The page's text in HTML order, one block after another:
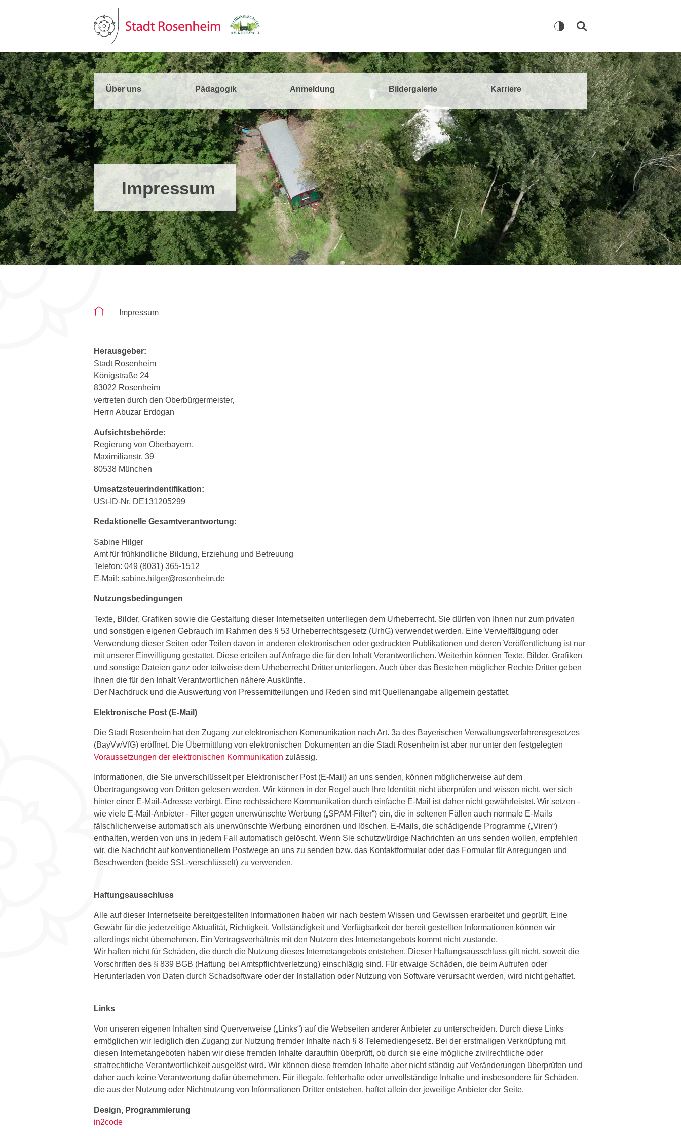
Über uns Pädagogik Anmeldung Bildergalerie Karriere
Impressum
Sie befinden sich auf der Seite "Impressum"
Impressum
Herausgeber:
Stadt Rosenheim
Königstraße 24
83022 Rosenheim
vertreten durch den Oberbürgermeister,
Herrn Abuzar Erdogan
Aufsichtsbehörde:
Regierung von Oberbayern,
Maximilianstr. 39
80538 München
Umsatzsteuerindentifikation:
USt-ID-Nr. DE131205299
Redaktionelle Gesamtverantwortung:
Sabine Hilger
Amt für frühkindliche Bildung, Erziehung und Betreuung
Telefon: 049 (8031) 365-1512
E-Mail: sabine.hilger@rosenheim.de
Nutzungsbedingungen
Texte, Bilder, Grafiken sowie die Gestaltung dieser Internetseiten unterliegen dem Urheberrecht. Sie dürfen von Ihnen nur zum privaten
und sonstigen eigenen Gebrauch im Rahmen des § 53 Urheberrechtsgesetz (UrhG) verwendet werden. Eine Vervielfältigung oder
Verwendung dieser Seiten oder Teilen davon in anderen elektronischen oder gedruckten Publikationen und deren Veröffentlichung ist nur
mit unserer Einwilligung gestattet. Diese erteilen auf Anfrage die für den Inhalt Verantwortlichen. Weiterhin können Texte, Bilder, Grafiken
und sonstige Dateien ganz oder teilweise dem Urheberrecht Dritter unterliegen. Auch über das Bestehen möglicher Rechte Dritter geben
Ihnen die für den Inhalt Verantwortlichen nähere Auskünfte.
Der Nachdruck und die Auswertung von Pressemitteilungen und Reden sind mit Quellenangabe allgemein gestattet.
Elektronische Post (E-Mail)
Die Stadt Rosenheim hat den Zugang zur elektronischen Kommunikation nach Art. 3a des Bayerischen Verwaltungsverfahrensgesetzes
(BayVwVfG) eröffnet. Die Übermittlung von elektronischen Dokumenten an die Stadt Rosenheim ist aber nur unter den festgelegten
Voraussetzungen der elektronischen Kommunikation zulässig.
Informationen, die Sie unverschlüsselt per Elektronischer Post (E-Mail) an uns senden, können möglicherweise auf dem
Übertragungsweg von Dritten gelesen werden. Wir können in der Regel auch Ihre Identität nicht überprüfen und wissen nicht, wer sich
hinter einer E-Mail-Adresse verbirgt. Eine rechtssichere Kommunikation durch einfache E-Mail ist daher nicht gewährleistet. Wir setzen -
wie viele E-Mail-Anbieter - Filter gegen unerwünschte Werbung („SPAM-Filter“) ein, die in seltenen Fällen auch normale E-Mails
fälschlicherweise automatisch als unerwünschte Werbung einordnen und löschen. E-Mails, die schädigende Programme („Viren“)
enthalten, werden von uns in jedem Fall automatisch gelöscht. Wenn Sie schutzwürdige Nachrichten an uns senden wollen, empfehlen
wir, die Nachricht auf konventionellem Postwege an uns zu senden bzw. das Kontaktformular oder das Formular für Anregungen und
Beschwerden (beide SSL-verschlüsselt) zu verwenden.
Haftungsausschluss
Alle auf dieser Internetseite bereitgestellten Informationen haben wir nach bestem Wissen und Gewissen erarbeitet und geprüft. Eine
Gewähr für die jederzeitige Aktualität, Richtigkeit, Vollständigkeit und Verfügbarkeit der bereit gestellten Informationen können wir
allerdings nicht übernehmen. Ein Vertragsverhältnis mit den Nutzern des Internetangebots kommt nicht zustande.
Wir haften nicht für Schäden, die durch die Nutzung dieses Internetangebots entstehen. Dieser Haftungsausschluss gilt nicht, soweit die
Vorschriften des § 839 BGB (Haftung bei Amtspflichtverletzung) einschlägig sind. Für etwaige Schäden, die beim Aufrufen oder
Herunterladen von Daten durch Schadsoftware oder der Installation oder Nutzung von Software verursacht werden, wird nicht gehaftet.
Links
Von unseren eigenen Inhalten sind Querverweise („Links“) auf die Webseiten anderer Anbieter zu unterscheiden. Durch diese Links
ermöglichen wir lediglich den Zugang zur Nutzung fremder Inhalte nach § 8 Telemediengesetz. Bei der erstmaligen Verknüpfung mit
diesen Internetangeboten haben wir diese fremden Inhalte daraufhin überprüft, ob durch sie eine mögliche zivilrechtliche oder
strafrechtliche Verantwortlichkeit ausgelöst wird. Wir können diese fremden Inhalte aber nicht ständig auf Veränderungen überprüfen und
daher auch keine Verantwortung dafür übernehmen. Für illegale, fehlerhafte oder unvollständige Inhalte und insbesondere für Schäden,
die aus der Nutzung oder Nichtnutzung von Informationen Dritter entstehen, haftet allein der jeweilige Anbieter der Seite.
Design, Programmierung
in2code